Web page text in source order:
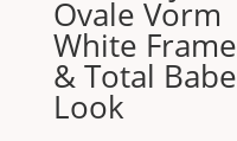
Ovale Vorm
White Frame
& Total Babe
Look